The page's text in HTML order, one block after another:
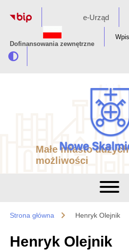
e-Urząd
Dofinansowania zewnętrzne
Małe miasto dużych
możliwości
Strona główna Henryk Olejnik
Henryk Olejnik